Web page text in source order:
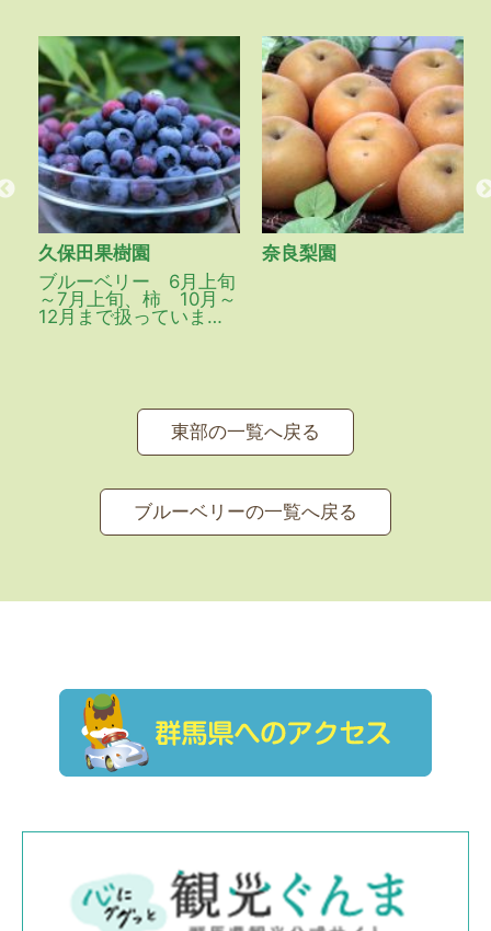
久保田果樹園
ブルーベリー 6月上旬
～7月上旬、柿 10月～
12月まで扱っていま
奈良梨園
東部の一覧へ戻る
ブルーベリーの一覧へ戻る